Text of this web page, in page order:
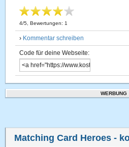
4/5 , Bewertungen: 1
› Kommentar schreiben
Code für deine Webseite:
WERBUNG
Matching Card Heroes -